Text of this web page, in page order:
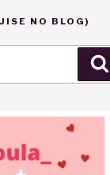
NO BLOG)